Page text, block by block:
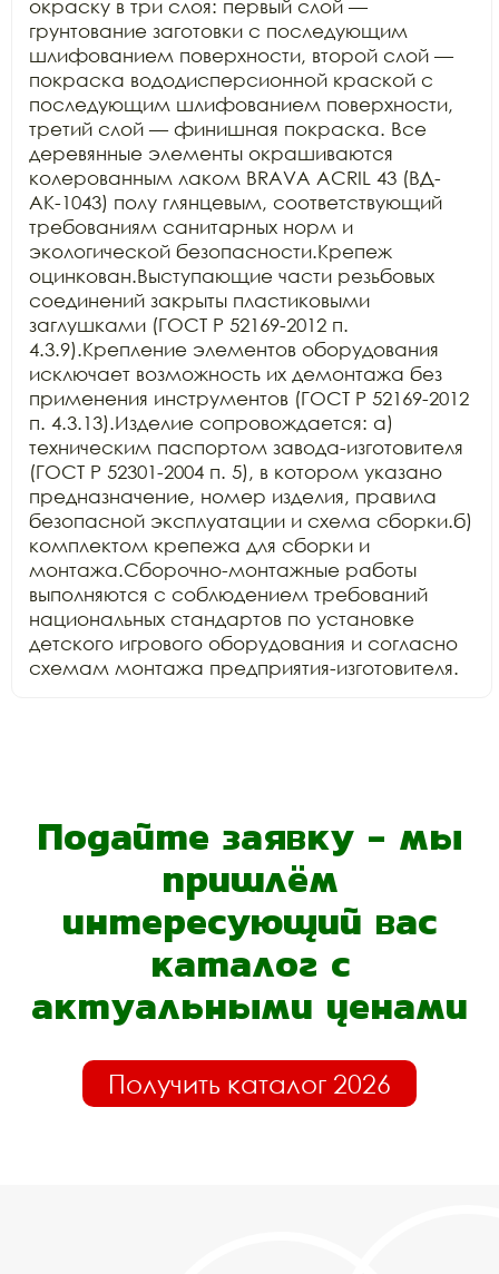
окраску в три слоя: первый слой —
грунтование заготовки с последующим
шлифованием поверхности, второй слой —
покраска вододисперсионной краской с
последующим шлифованием поверхности,
третий слой — финишная покраска. Все
деревянные элементы окрашиваются
колерованным лаком BRAVA ACRIL 43 (ВД-
АК-1043) полу глянцевым, соответствующий
требованиям санитарных норм и
экологической безопасности.Крепеж
оцинкован.Выступающие части резьбовых
соединений закрыты пластиковыми
заглушками (ГОСТ Р 52169-2012 п.
4.3.9).Крепление элементов оборудования
исключает возможность их демонтажа без
применения инструментов (ГОСТ Р 52169-2012
п. 4.3.13).Изделие сопровождается: а)
техническим паспортом завода-изготовителя
(ГОСТ Р 52301-2004 п. 5), в котором указано
предназначение, номер изделия, правила
безопасной эксплуатации и схема сборки.б)
комплектом крепежа для сборки и
монтажа.Сборочно-монтажные работы
выполняются с соблюдением требований
национальных стандартов по установке
детского игрового оборудования и согласно
схемам монтажа предприятия-изготовителя.
Подайте заявку - мы
пришлём
интересующий вас
каталог с
актуальными ценами
Получить каталог 2026